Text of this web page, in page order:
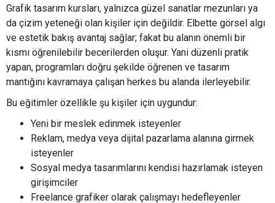
Grafik tasarım kursları, yalnızca güzel sanatlar mezunları ya
da çizim yeteneği olan kişiler için değildir. Elbette görsel algı
ve estetik bakış avantaj sağlar; fakat bu alanın önemli bir
kısmı öğrenilebilir becerilerden oluşur. Yani düzenli pratik
yapan, programları doğru şekilde öğrenen ve tasarım
mantığını kavramaya çalışan herkes bu alanda ilerleyebilir.
Bu eğitimler özellikle şu kişiler için uygundur:
Yeni bir meslek edinmek isteyenler
Reklam, medya veya dijital pazarlama alanına girmek
isteyenler
Sosyal medya tasarımlarını kendisi hazırlamak isteyen
girişimciler
Freelance grafiker olarak çalışmayı hedefleyenler